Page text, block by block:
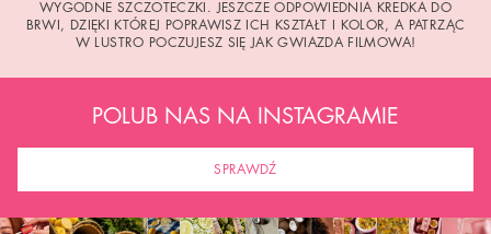
WYGODNE SZCZOTECZKI. JESZCZE ODPOWIEDNIA KREDKA DO
BRWI, DZIĘKI KTÓREJ POPRAWISZ ICH KSZTAŁT I KOLOR, A PATRZĄC
W LUSTRO POCZUJESZ SIĘ JAK GWIAZDA FILMOWA!
POLUB NAS NA INSTAGRAMIE
SPRAWDŹ